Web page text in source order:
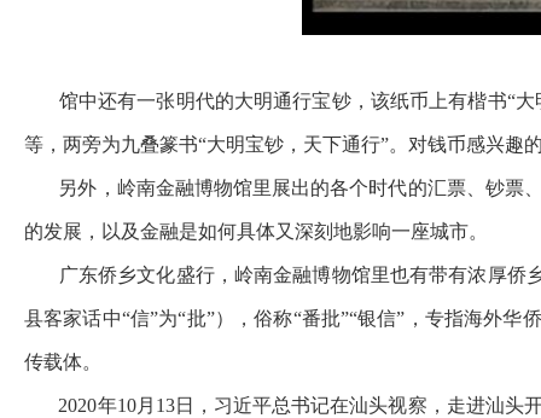
馆中还有一张明代的大明通行宝钞，该纸币上有楷书“大
等，两旁为九叠篆书“大明宝钞，天下通行”。对钱币感兴趣
另外，岭南金融博物馆里展出的各个时代的汇票、钞票
的发展，以及金融是如何具体又深刻地影响一座城市。
广东侨乡文化盛行，岭南金融博物馆里也有带有浓厚侨
县客家话中“信”为“批”），俗称“番批”“银信”，专指海外
传载体。
2020年10月13日，习近平总书记在汕头视察，走进汕头